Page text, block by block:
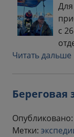
с
Читать дальше
Береговая
Метки: